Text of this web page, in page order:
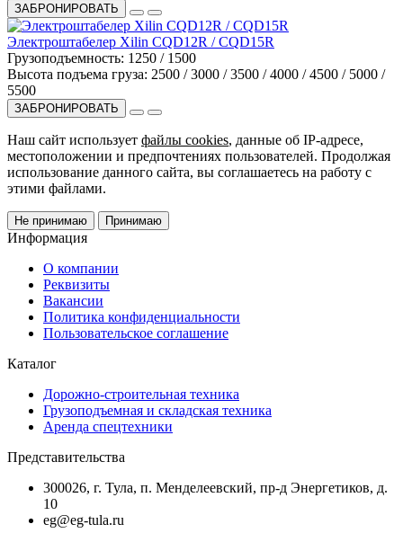
ЗАБРОНИРОВАТЬ
Электроштабелер Xilin CQD12R / CQD15R
Грузоподъемность: 1250 / 1500
Высота подъема груза: 2500 / 3000 / 3500 / 4000 / 4500 / 5000 /
5500
ЗАБРОНИРОВАТЬ
Наш сайт использует файлы cookies, данные об IP-адресе,
местоположении и предпочтениях пользователей. Продолжая
использование данного сайта, вы соглашаетесь на работу с
этими файлами.
Не принимаю Принимаю
Информация
О компании
Реквизиты
Вакансии
Политика конфиденциальности
Пользовательское соглашение
Каталог
Дорожно-строительная техника
Грузоподъемная и складская техника
Аренда спецтехники
Представительства
300026, г. Тула, п. Менделеевский, пр-д Энергетиков, д.
10
eg@eg-tula.ru